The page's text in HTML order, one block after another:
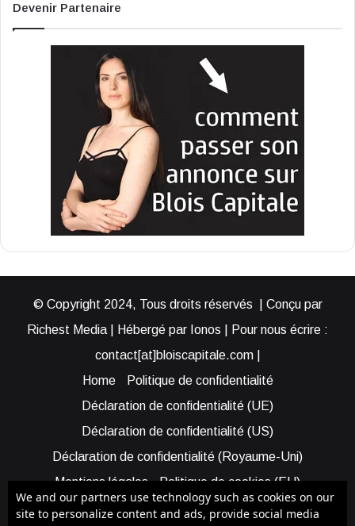
Devenir Partenaire
© Copyright 2024, Tous droits réservés | Conçu par
Richest Media | Hébergé par Ionos | Pour nous écrire :
contact[at]bloiscapitale.com |
Home
Politique de confidentialité
Déclaration de confidentialité (UE)
Déclaration de confidentialité (US)
Déclaration de confidentialité (Royaume-Uni)
Mentions légales
Politique de cookies (EU)
Cookie Policy (AUS)
Cookie Policy (US)
We and our partners use technology such as cookies on our
site to personalize content and ads, provide social media